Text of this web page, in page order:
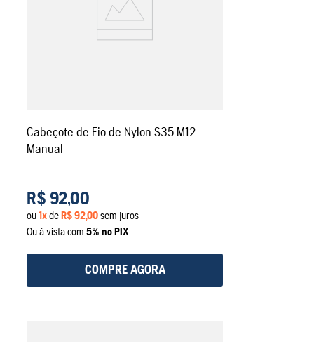
Cabeçote de Fio de Nylon S35 M12
Manual
R$ 92,00
ou1xdeR$92,00sem juros
Ou à vista com 5% no PIX
COMPRE AGORA